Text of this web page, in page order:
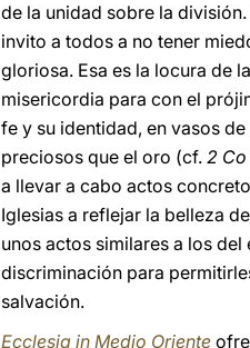
de la unidad sobre la
invito a todos a no tener
gloriosa. Esa es la locura de
misericordia para con el
fe y su identidad, en vasos
preciosos que el oro (cf. 2 Co
a llevar a cabo actos
Iglesias a reflejar la belleza
unos actos similares a los
discriminación para
salvación.
Ecclesia in Medio Oriente